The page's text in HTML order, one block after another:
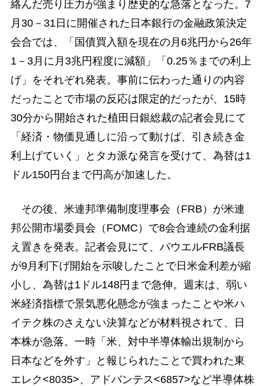
絡んだ売り圧力が強まり歴史的な急落となった。7
月30－31日に開催された日本銀行の金融政策決定
会合では、「国債買入額を現在の月6兆円から26年
1－3月に月3兆円程度に減額」「0.25％までの利上
げ」をそれぞれ発表。事前に伝わった通りの内容
だったことで市場の反応は限定的だったが、15時
30分から開始された植田日銀総裁の記者会見にて
「経済・物価見通しに沿って動けば、引き続き金
利上げていく」とタカ派な発言を受けて、為替は1
ドル150円台まで円高が加速した。
その後、米連邦準備制度理事会（FRB）が米連
邦公開市場委員会（FOMC）で8会合連続の金利据
え置きを発表。記者会見にて、パウエルFRB議長
が9月利下げ開始を示唆したことで日米金利差が縮
小し、為替は1ドル148円まで急伸。週末は、弱い
米経済指標で景気悪化懸念が強まったことや米ハ
イテク株のさえない決算などが材料視されて、日
本株が急落。一時「米、対中半導体輸出規制から
日本などを外す」と報じられたことで買われた東
エレク<8035>、アドバンテス<6857>など半導体株